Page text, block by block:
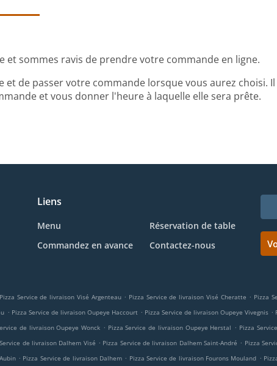
et sommes ravis de prendre votre commande en ligne.
de passer votre commande lorsque vous aurez choisi.
et vous donner l'heure à laquelle elle sera prête.
Liens
Menu
Réservation de table
Commandez en avance
Contactez-nous
Pizza Service de livraison Visé Argenteau . Pizza Service de livraison Visé Cheratte . Pizza
. Pizza Service de livraison Oupeye Haccourt . Pizza Service de livraison Oupeye Vivegnis .
de livraison Oupeye Wonck . Pizza Service de livraison Oupeye Herstal . Pizza
de livraison Dalhem Visé . Pizza Service de livraison Dalhem Saint-André . Pizza
. Pizza Service de livraison Dalhem . Pizza Service de livraison Fourons Mouland .